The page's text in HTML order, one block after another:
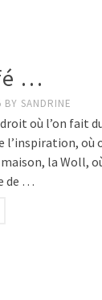
…
BY SANDRINE
où l’on fait
l’inspiration, où
la Woll,
de …